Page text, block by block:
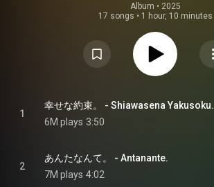
Album • 2025
17 songs • 1 hour, 10 minutes
1
幸せな約束。 - Shiawasena Yakusoku.
6M plays 3:50
2
あんたなんて。 - Antanante.
7M plays 4:02